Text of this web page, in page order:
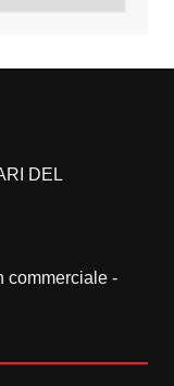
DEL
commerciale -